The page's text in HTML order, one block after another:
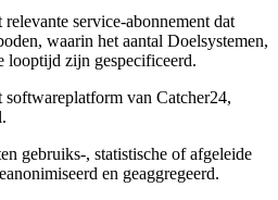
relevante service-abonnement dat
waarin het aantal Doelsystemen,
looptijd zijn gespecificeerd.
softwareplatform van Catcher24,
gebruiks-, statistische of afgeleide
en geaggregeerd.